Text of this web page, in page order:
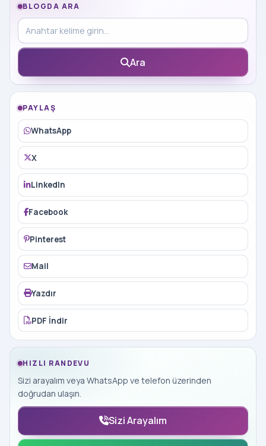
BLOGDA ARA
Blog içinde ara
Ara
PAYLAŞ
WhatsApp
X
LinkedIn
Facebook
Pinterest
Mail
Yazdır
PDF İndir
HIZLI RANDEVU
Sizi arayalım veya WhatsApp ve telefon üzerinden
doğrudan ulaşın.
Sizi Arayalım